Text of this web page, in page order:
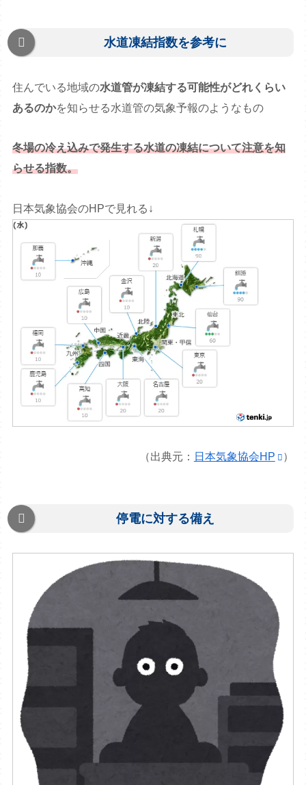
水道凍結指数を参考に
住んでいる地域の水道管が凍結する可能性がどれくらい
あるのかを知らせる水道管の気象予報のようなもの
冬場の冷え込みで発生する水道の凍結について注意を知
らせる指数。
日本気象協会のHPで見れる↓
（出典元： 日本気象協会HP ）
停電に対する備え